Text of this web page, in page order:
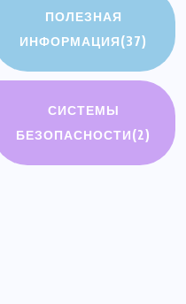
ПОЛЕЗНАЯ
ИНФОРМАЦИЯ(37)
СИСТЕМЫ
БЕЗОПАСНОСТИ(2)